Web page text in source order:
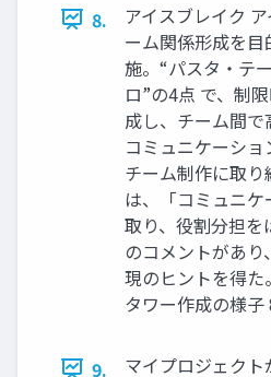
8.
アイスブレイク
ーム関係形成を
施。“パスタ・テ
ロ”の4点 で、制
成し、チーム間で
コミュニケーシ
チーム制作に取
は、「コミュニ
取り、役割分担を
のコメントがあ
現のヒントを得た
タワー作成の様子
9. マイプロジェク